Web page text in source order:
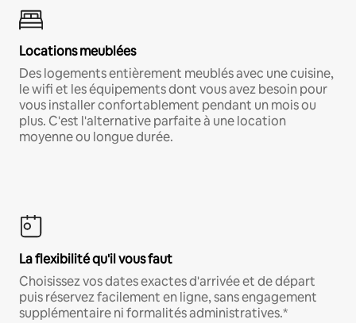
Locations meublées
Des logements entièrement meublés avec une cuisine,
le wifi et les équipements dont vous avez besoin pour
vous installer confortablement pendant un mois ou
plus. C'est l'alternative parfaite à une location
moyenne ou longue durée.
La flexibilité qu'il vous faut
Choisissez vos dates exactes d'arrivée et de départ
puis réservez facilement en ligne, sans engagement
supplémentaire ni formalités administratives.*